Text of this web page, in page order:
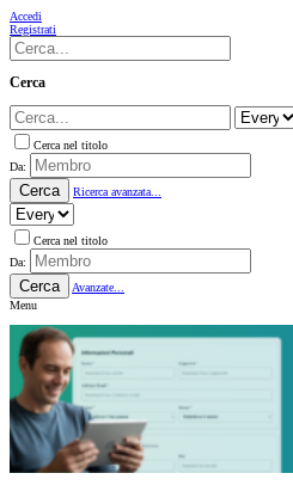
Accedi
Registrati
Cerca
Cerca nel titolo
Da:
Cerca Ricerca avanzata...
Cerca nel titolo
Da:
Cerca
Avanzate...
Menu